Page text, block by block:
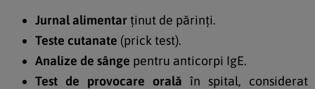
Jurnal alimentarținut de părinți.
Teste cutanate (prick test).
Analize de sânge pentru anticorpi IgE.
Test de provocare orală în spital, considerat